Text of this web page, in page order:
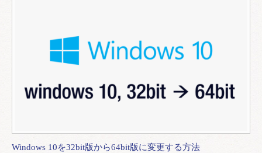
Windows 10を32bit版から64bit版に変更する方法